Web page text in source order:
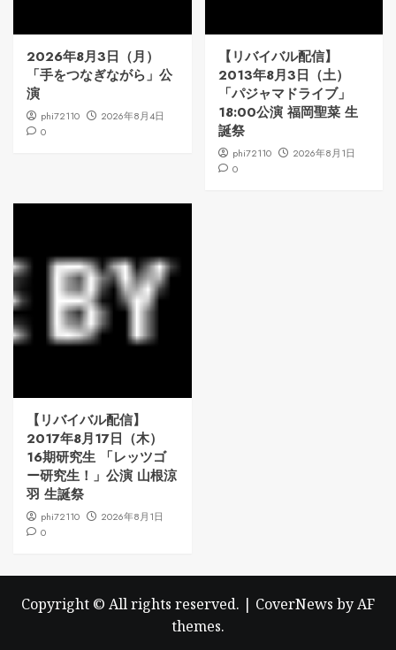
2026年8月3日（月）
「手をつなぎながら」公
演
phi72110
2026年8月4日
0
【リバイバル配信】
2013年8月3日（土）
「パジャマドライブ」
18:00公演 福岡聖菜 生
誕祭
phi72110
2026年8月1日
0
【リバイバル配信】
2017年8月17日（木）
16期研究生 「レッツゴ
ー研究生！」公演 山根涼
羽 生誕祭
phi72110
2026年8月1日
0
Copyright © All rights reserved. | CoverNews by AF
themes.